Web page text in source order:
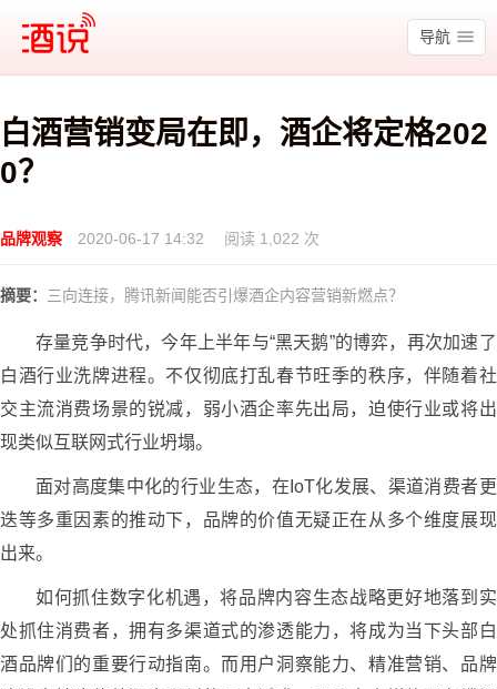
酒说
导航
白酒营销变局在即，酒企将定格202
0？
品牌观察 2020-06-17 14:32 阅读 1,022 次
摘要： 三向连接，腾讯新闻能否引爆酒企内容营销新燃点？
存量竞争时代，今年上半年与“黑天鹅”的博弈，再次加速了
白酒行业洗牌进程。不仅彻底打乱春节旺季的秩序，伴随着社
交主流消费场景的锐减，弱小酒企率先出局，迫使行业或将出
现类似互联网式行业坍塌。
面对高度集中化的行业生态，在IoT化发展、渠道消费者更
迭等多重因素的推动下，品牌的价值无疑正在从多个维度展现
出来。
如何抓住数字化机遇，将品牌内容生态战略更好地落到实
处抓住消费者，拥有多渠道式的渗透能力，将成为当下头部白
酒品牌们的重要行动指南。而用户洞察能力、精准营销、品牌